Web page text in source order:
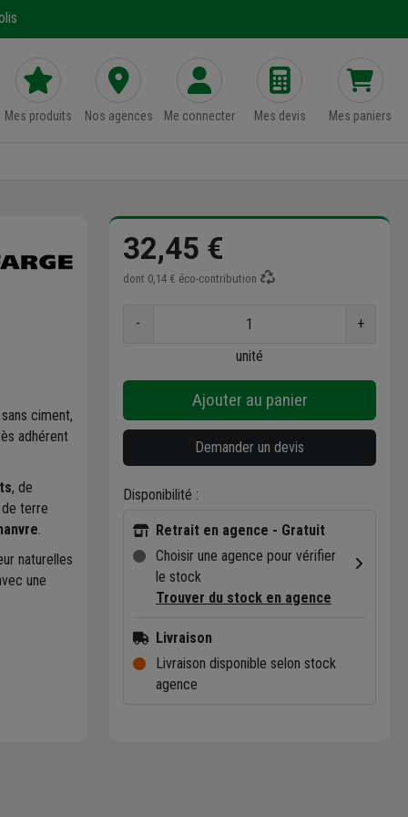
Mes produits Nos agences Me connecter Mes devis Mes paniers
ciment,
adhérent
, de
terre
naturelles
une
32,45 €
dont 0,14 € éco-contribution
-
+
unité
Ajouter au panier
Demander un devis
Disponibilité :
Retrait en agence - Gratuit
Choisir une agence pour vérifier
le stock
Trouver du stock en agence
Livraison
Livraison disponible selon stock
agence